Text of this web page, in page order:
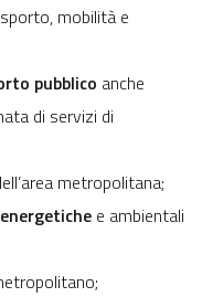
mobilità e
pubblico anche
di servizi di
metropolitana;
e ambientali